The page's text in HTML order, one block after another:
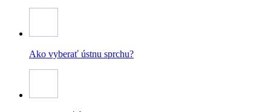
Ako vyberať ústnu sprchu?